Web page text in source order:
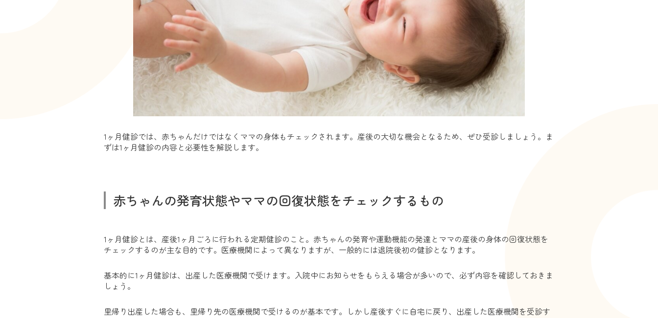
1ヶ月健診では、赤ちゃんだけではなくママの身体もチェックされます。産後の大切な機会となるため、ぜひ受診しましょう。ま
ずは1ヶ月健診の内容と必要性を解説します。
赤ちゃんの発育状態やママの回復状態をチェックするもの
1ヶ月健診とは、産後1ヶ月ごろに行われる定期健診のこと。赤ちゃんの発育や運動機能の発達とママの産後の身体の回復状態を
チェックするのが主な目的です。医療機関によって異なりますが、一般的には退院後初の健診となります。
基本的に1ヶ月健診は、出産した医療機関で受けます。入院中にお知らせをもらえる場合が多いので、必ず内容を確認しておきま
しょう。
里帰り出産した場合も、里帰り先の医療機関で受けるのが基本です。しかし産後すぐに自宅に戻り、出産した医療機関を受診す